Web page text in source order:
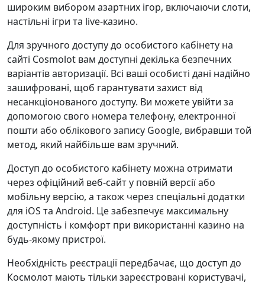
широким вибором азартних ігор, включаючи слоти,
настільні ігри та live-казино.
Для зручного доступу до особистого кабінету на
сайті Cosmolot вам доступні декілька безпечних
варіантів авторизації. Всі ваші особисті дані надійно
зашифровані, щоб гарантувати захист від
несанкціонованого доступу. Ви можете увійти за
допомогою свого номера телефону, електронної
пошти або облікового запису Google, вибравши той
метод, який найбільше вам зручний.
Доступ до особистого кабінету можна отримати
через офіційний веб-сайт у повній версії або
мобільну версію, а також через спеціальні додатки
для iOS та Android. Це забезпечує максимальну
доступність і комфорт при використанні казино на
будь-якому пристрої.
Необхідність реєстрації передбачає, що доступ до
Космолот мають тільки зареєстровані користувачі,